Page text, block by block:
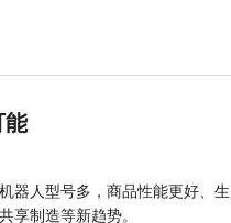
能
器人型号多，商品性能更好
享制造等新趋势。